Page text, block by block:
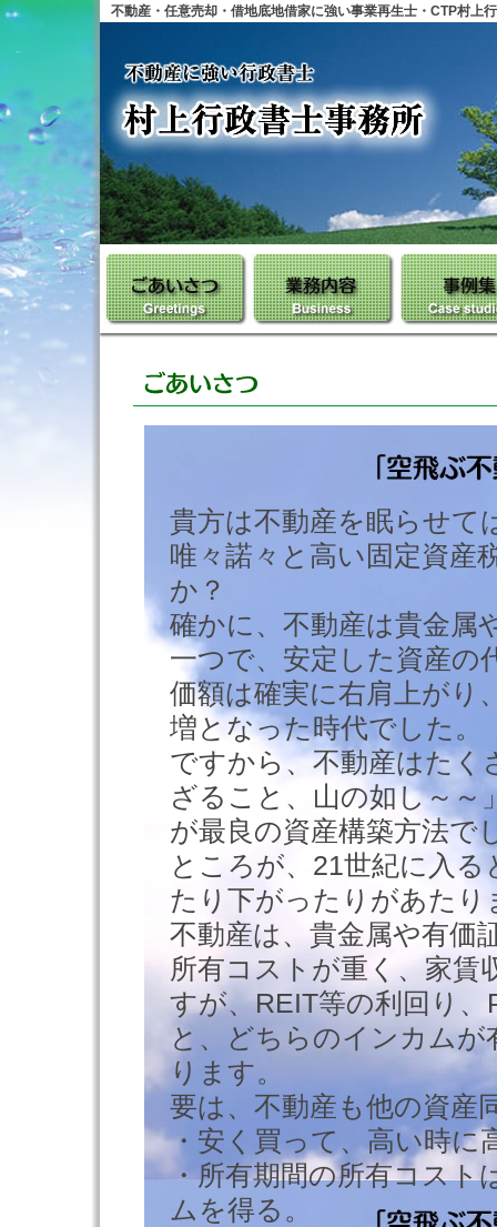
不動産・任意売却・借地底地借家に強い事業再生士・CTP村上
貴方は不動産を眠らせて
唯々諾々と高い固定資産
か？
確かに、不動産は貴金属
一つで、安定した資産の
価額は確実に右肩上がり
増となった時代でした。
ですから、不動産はたく
ざること、山の如し～～
が最良の資産構築方法で
ところが、21世紀に入
たり下がったりがあた
不動産は、貴金属や有価
所有コストが重く、家賃
すが、REIT等の利回り
と、どちらのインカム
ります。
要は、不動産も他の資産
・安く買って、高い時に
・所有期間の所有コスト
ムを得る。